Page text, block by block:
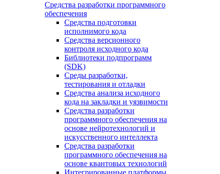
Средства разработки программного
обеспечения
Средства подготовки
исполнимого кода
Средства версионного
контроля исходного кода
Библиотеки подпрограмм
(SDK)
Среды разработки,
тестирования и отладки
Средства анализа исходного
кода на закладки и уязвимости
Средства разработки
программного обеспечения на
основе нейротехнологий и
искусственного интеллекта
Средства разработки
программного обеспечения на
основе квантовых технологий
Интегрированные платформы